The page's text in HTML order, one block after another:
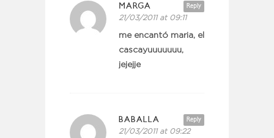
Reply
MARGA
21/03/2011 at 09:11
me encantó maria, el
cascayuuuuuuu,
jejejje
Reply
BABALLA
21/03/2011 at 09:22